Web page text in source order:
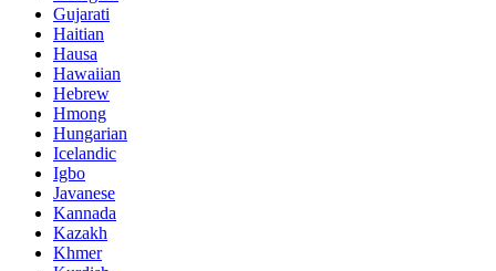
Gujarati
Haitian
Hausa
Hawaiian
Hebrew
Hmong
Hungarian
Icelandic
Igbo
Javanese
Kannada
Kazakh
Khmer